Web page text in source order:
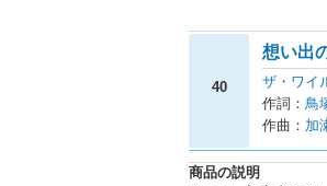
40
想い出
ザ・ワイ
作詞： 鳥
作曲： 加
商品の説明